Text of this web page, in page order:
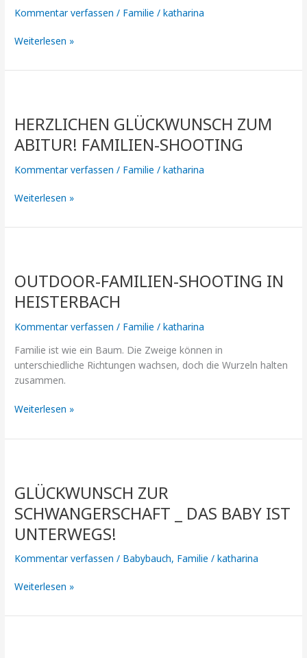
Kommentar verfassen / Familie /katharina
sind.
Shooting
der
Weiterlesen »
HERZLICHEN GLÜCKWUNSCH ZUM
ABITUR! FAMILIEN-SHOOTING
Kommentar verfassen / Familie /katharina
zum
Abitur!
Familien-
Shooting
Weiterlesen »
OUTDOOR-FAMILIEN-SHOOTING IN
HEISTERBACH
Kommentar verfassen / Familie /katharina
Familie ist wie ein Baum. Die Zweige können in
unterschiedliche Richtungen wachsen, doch die Wurzeln halten
zusammen.
Shooting
in
Heisterbach
Weiterlesen »
GLÜCKWUNSCH ZUR
SCHWANGERSCHAFT _ DAS BABY IST
UNTERWEGS!
Kommentar verfassen / Babybauch, Familie /katharina
Schwangerschaft
_
Das
Baby
unterwegs!
Weiterlesen »